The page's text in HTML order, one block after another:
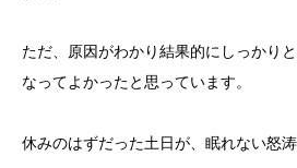
ただ、原因がわかり結果的にしっかり
なってよかったと思っています。
休みのはずだった土日が、眠れない怒